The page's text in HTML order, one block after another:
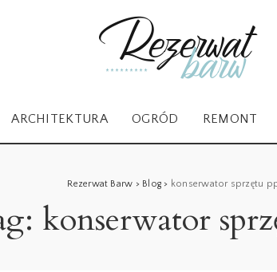
ARCHITEKTURA OGRÓD REMONT
Rezerwat Barw > Blog > konserwator sprzętu
konserwator